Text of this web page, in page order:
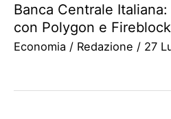
Banca Centrale
con Polygon e
Economia / Redazione / 27